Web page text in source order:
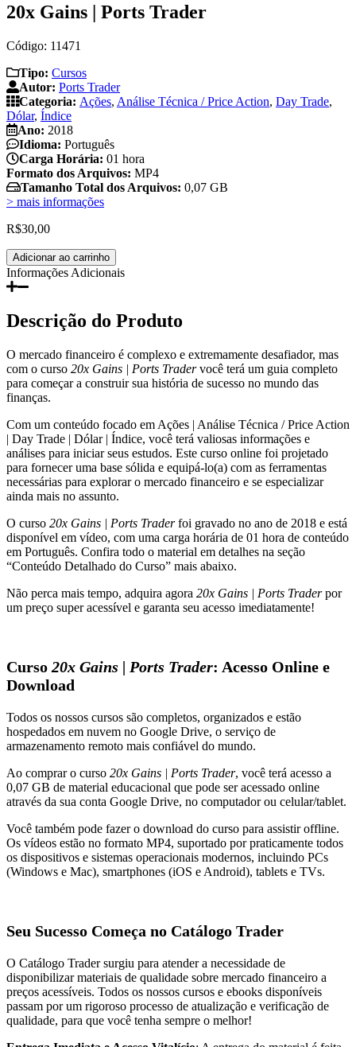
20x Gains | Ports Trader
Código: 11471
Tipo: Cursos
Autor: Ports Trader
Categoria: Ações, Análise Técnica / Price Action, Day Trade,
Dólar, Índice
Ano: 2018
Idioma: Português
Carga Horária: 01 hora
Formato dos Arquivos: MP4
Tamanho Total dos Arquivos: 0,07 GB
> mais informações
R$30,00
20x
Gains
|
Trader
quantidade
Adicionar ao carrinho
Informações Adicionais
Descrição do Produto
O mercado financeiro é complexo e extremamente desafiador, mas
com o curso 20x Gains | Ports Tradervocê terá um guia completo
para começar a construir sua história de sucesso no mundo das
finanças.
Com um conteúdo focado em Ações | Análise Técnica / Price Action
| Day Trade | Dólar | Índice, você terá valiosas informações e
análises para iniciar seus estudos. Este curso online foi projetado
para fornecer uma base sólida e equipá-lo(a) com as ferramentas
necessárias para explorar o mercado financeiro e se especializar
ainda mais no assunto.
O curso 20x Gains | Ports Traderfoi gravado no ano de 2018 e está
disponível em vídeo, com uma carga horária de 01 hora de conteúdo
em Português. Confira todo o material em detalhes na seção
“Conteúdo Detalhado do Curso” mais abaixo.
Não perca mais tempo, adquira agora 20x Gains | Ports Traderpor
um preço super acessível e garanta seu acesso imediatamente!
Curso 20x Gains | Ports Trader: Acesso Online e
Download
Todos os nossos cursos são completos, organizados e estão
hospedados em nuvem no Google Drive, o serviço de
armazenamento remoto mais confiável do mundo.
Ao comprar o curso 20x Gains | Ports Trader, você terá acesso a
0,07 GB de material educacional que pode ser acessado online
através da sua conta Google Drive, no computador ou celular/tablet.
Você também pode fazer o download do curso para assistir offline.
Os vídeos estão no formato MP4, suportado por praticamente todos
os dispositivos e sistemas operacionais modernos, incluindo PCs
(Windows e Mac), smartphones (iOS e Android), tablets e TVs.
Seu Sucesso Começa no Catálogo Trader
O Catálogo Trader surgiu para atender a necessidade de
disponibilizar materiais de qualidade sobre mercado financeiro a
preços acessíveis. Todos os nossos cursos e ebooks disponíveis
passam por um rigoroso processo de atualização e verificação de
qualidade, para que você tenha sempre o melhor!